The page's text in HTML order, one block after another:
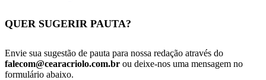
QUER SUGERIR PAUTA?
Envie sua sugestão de pauta para nossa redação através do
falecom@cearacriolo.com.br ou deixe-nos uma mensagem no
formulário abaixo.